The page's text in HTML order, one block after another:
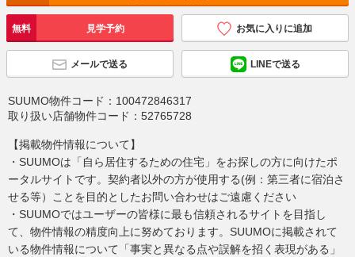
無料 見学予約 お気に入りに追加
メールで送る LINEで送る
SUUMO物件コード： 100472846317
取り扱い店舗物件コード： 52765728
【掲載物件情報について】
・SUUMOは「自ら居住するための住宅」をお探しの方に向けたポ
ータルサイトです。契約者以外の方が使用する(例：第三者に宿泊さ
せる等）ことを目的としたお問い合わせはご遠慮ください
・SUUMOではユーザーの皆様に最も信頼されるサイトを目指し
て、物件情報の精度向上に努めております。SUUMOに掲載されて
いる物件情報について「事実と異なる点や誤解を招く表現がある」